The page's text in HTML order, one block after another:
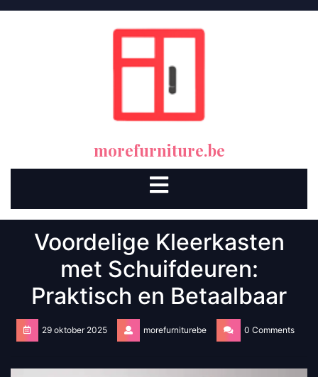
morefurniture.be
Open
Button
Voordelige Kleerkasten
met Schuifdeuren:
Praktisch en Betaalbaar
29 oktober 2025 morefurniturebe 0 Comments